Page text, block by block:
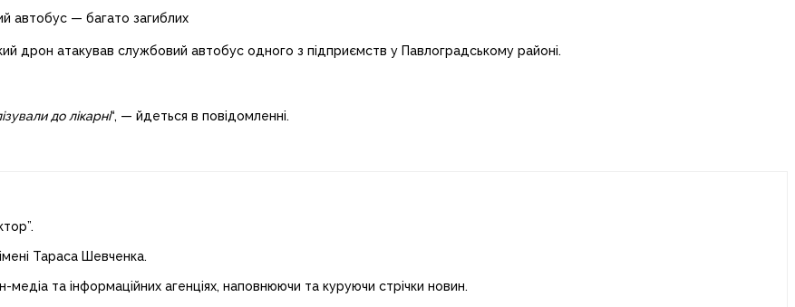
дрон атакував службовий автобус одного з підприємств у Павлоградському районі.
до лікарні“, — йдеться в повідомленні.
Тараса Шевченка.
медіа та інформаційних агенціях, наповнюючи та куруючи стрічки новин.